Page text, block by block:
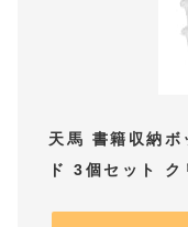
天馬 書籍収納ボ
ド 3個セット